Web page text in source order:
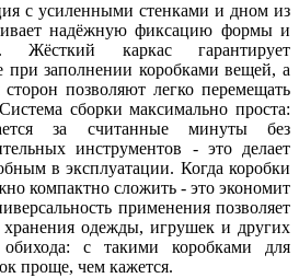
с усиленными стенками и дном из
надёжную фиксацию формы и
Жёсткий каркас гарантирует
заполнении коробками вещей, а
позволяют легко перемещать
сборки максимально проста:
за считанные минуты без
инструментов - это делает
в эксплуатации. Когда коробки
компактно сложить - это экономит
применения позволяет
хранения одежды, игрушек и других
с такими коробками для
проще, чем кажется.